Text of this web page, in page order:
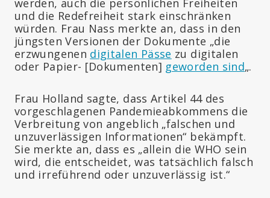
und die Redefreiheit stark einschränken
würden. Frau Nass merkte an, dass in den
jüngsten Versionen der Dokumente „die
erzwungenen digitalen Pässe zu digitalen
oder Papier- [Dokumenten] geworden sind„.
Frau Holland sagte, dass Artikel 44 des
vorgeschlagenen Pandemieabkommens die
Verbreitung von angeblich „falschen und
unzuverlässigen Informationen“ bekämpft.
Sie merkte an, dass es „allein die WHO sein
wird, die entscheidet, was tatsächlich falsch
und irreführend oder unzuverlässig ist.“